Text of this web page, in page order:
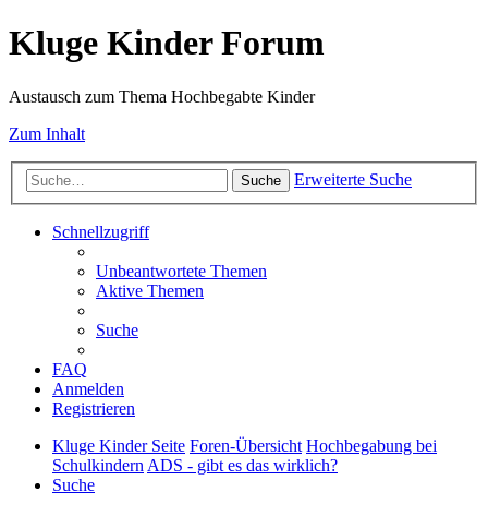
Kluge Kinder Forum
Austausch zum Thema Hochbegabte Kinder
Zum Inhalt
Suche Erweiterte Suche
Schnellzugriff
Unbeantwortete Themen
Aktive Themen
Suche
FAQ
Anmelden
Registrieren
Kluge Kinder Seite Foren-Übersicht Hochbegabung bei
SchulkindernADS - gibt es das wirklich?
Suche